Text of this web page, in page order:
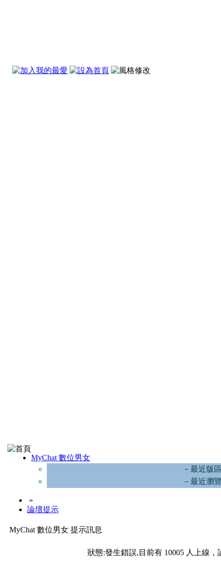
MyChat 數位男女
－最近版
－最近瀏
»
論壇提示
MyChat 數位男女 提示訊息
狀態:發生錯誤,目前有 10005 人上線